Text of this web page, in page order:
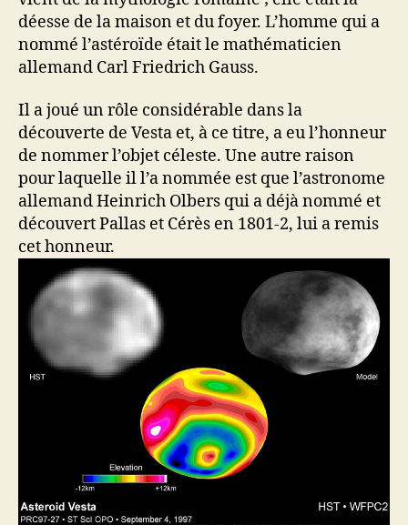
déesse de la maison et du foyer. L’homme qui a
nommé l’astéroïde était le mathématicien
allemand Carl Friedrich Gauss.
Il a joué un rôle considérable dans la
découverte de Vesta et, à ce titre, a eu l’honneur
de nommer l’objet céleste. Une autre raison
pour laquelle il l’a nommée est que l’astronome
allemand Heinrich Olbers qui a déjà nommé et
découvert Pallas et Cérès en 1801-2, lui a remis
cet honneur.